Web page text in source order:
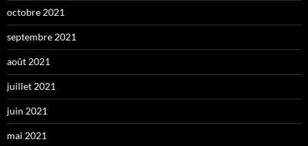
octobre 2021
septembre 2021
août 2021
juillet 2021
juin 2021
mai 2021